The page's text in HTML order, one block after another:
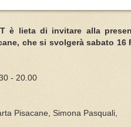
è lieta di invitare alla
che si svolgerà sabato 16
- 20.00
Pisacane, Simona Pasquali,